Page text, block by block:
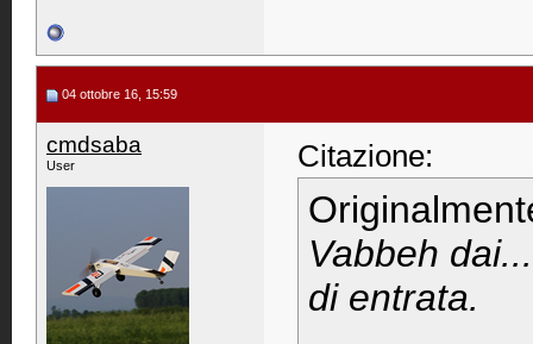
04 ottobre 16, 15:59
cmdsaba
User Citazione:
Vabbeh
di entrata.